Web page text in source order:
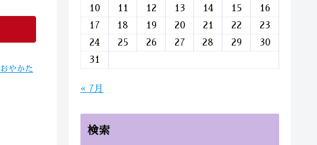
おやかた
10
11 12 13 14 15
16
17
18 19 20 21 22
23
24
25 26 27 28 29
30
31
« 7月
検索